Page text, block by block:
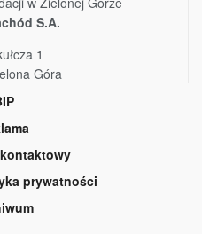
S.A.
1
Góra
prywatności